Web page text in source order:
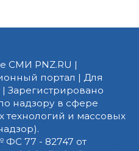
СМИ PNZ.RU |
портал | Для
| Зарегистрировано
надзору в сфере
и массовых
ФС 77 - 82747 от